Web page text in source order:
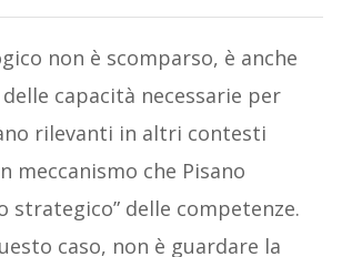
non è scomparso, è anche
capacità necessarie per
rilevanti in altri contesti
meccanismo che Pisano
strategico” delle competenze.
caso, non è guardare la